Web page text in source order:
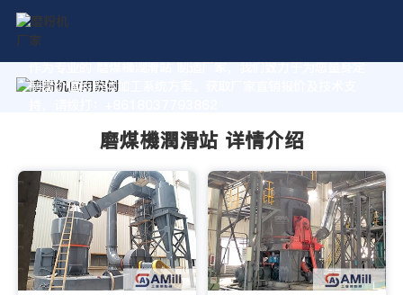
作为专业的 磨煤機潤滑站 制造厂家，我们致力于为您量身定
制高价值的粉体加工系统方案。获取厂家直销报价及技术支
磨煤機潤滑站 详情介绍